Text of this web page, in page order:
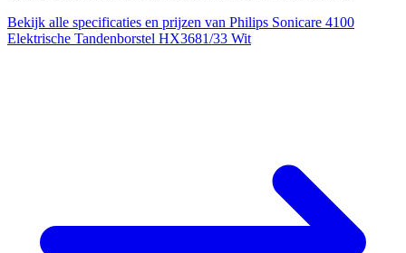
Bekijk alle specificaties en prijzen van Philips Sonicare 4100
Elektrische Tandenborstel HX3681/33 Wit